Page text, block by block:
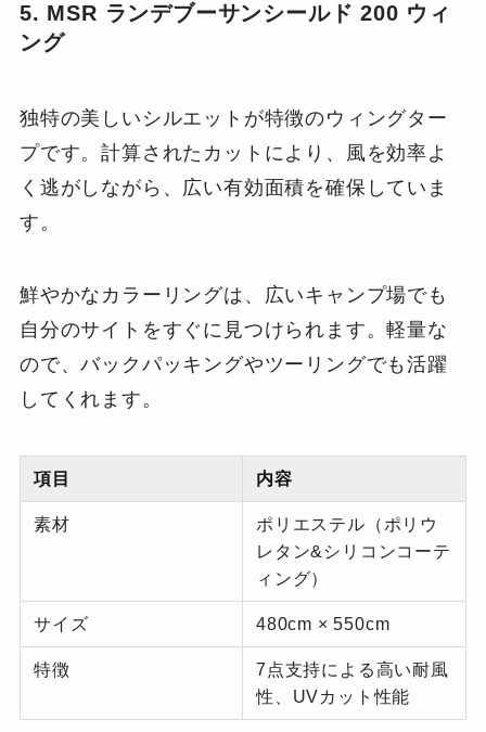
5. MSR ランデブーサンシールド 200 ウィ
ング
独特の美しいシルエットが特徴のウィングター
プです。計算されたカットにより、風を効率よ
く逃がしながら、広い有効面積を確保していま
す。
鮮やかなカラーリングは、広いキャンプ場でも
自分のサイトをすぐに見つけられます。軽量な
ので、バックパッキングやツーリングでも活躍
してくれます。
項目 内容
素材
ポリエステル（ポリウ
レタン&シリコンコーテ
ィング）
サイズ 480cm × 550cm
特徴
7点支持による高い耐風
性、UVカット性能